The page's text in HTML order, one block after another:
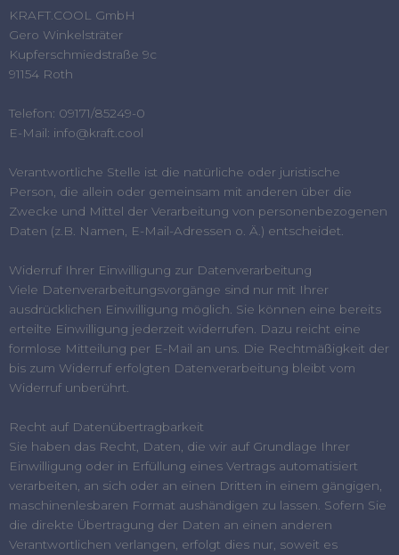
KRAFT.COOL GmbH
Gero Winkelsträter
Kupferschmiedstraße 9c
91154 Roth
Telefon: 09171/85249-0
E-Mail: info@kraft.cool
Verantwortliche Stelle ist die natürliche oder juristische
Person, die allein oder gemeinsam mit anderen über die
Zwecke und Mittel der Verarbeitung von personenbezogenen
Daten (z.B. Namen, E-Mail-Adressen o. Ä.) entscheidet.
Widerruf Ihrer Einwilligung zur Datenverarbeitung
Viele Datenverarbeitungsvorgänge sind nur mit Ihrer
ausdrücklichen Einwilligung möglich. Sie können eine bereits
erteilte Einwilligung jederzeit widerrufen. Dazu reicht eine
formlose Mitteilung per E-Mail an uns. Die Rechtmäßigkeit der
bis zum Widerruf erfolgten Datenverarbeitung bleibt vom
Widerruf unberührt.
Recht auf Datenübertragbarkeit
Sie haben das Recht, Daten, die wir auf Grundlage Ihrer
Einwilligung oder in Erfüllung eines Vertrags automatisiert
verarbeiten, an sich oder an einen Dritten in einem gängigen,
maschinenlesbaren Format aushändigen zu lassen. Sofern Sie
die direkte Übertragung der Daten an einen anderen
Verantwortlichen verlangen, erfolgt dies nur, soweit es